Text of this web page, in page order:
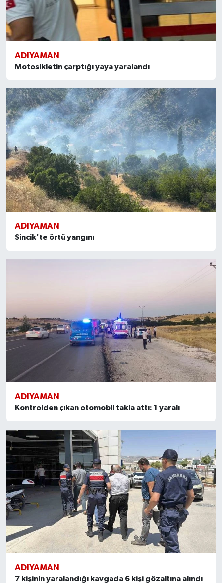
ADIYAMAN
Motosikletin çarptığı yaya yaralandı
ADIYAMAN
Sincik'te örtü yangını
ADIYAMAN
Kontrolden çıkan otomobil takla attı: 1 yaralı
ADIYAMAN
7 kişinin yaralandığı kavgada 6 kişi gözaltına alındı